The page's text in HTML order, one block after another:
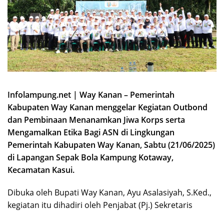
Infolampung.net | Way Kanan – Pemerintah
Kabupaten Way Kanan menggelar Kegiatan Outbond
dan Pembinaan Menanamkan Jiwa Korps serta
Mengamalkan Etika Bagi ASN di Lingkungan
Pemerintah Kabupaten Way Kanan, Sabtu (21/06/2025)
di Lapangan Sepak Bola Kampung Kotaway,
Kecamatan Kasui.
Dibuka oleh Bupati Way Kanan, Ayu Asalasiyah, S.Ked.,
kegiatan itu dihadiri oleh Penjabat (Pj.) Sekretaris